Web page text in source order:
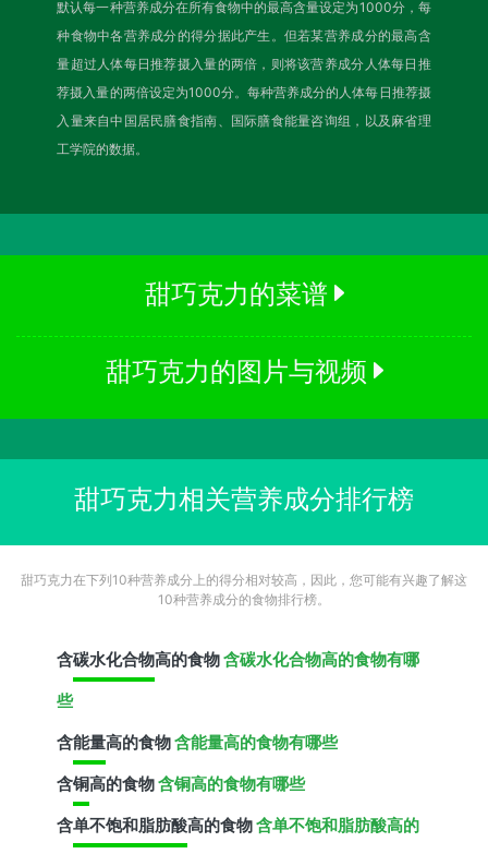
默认每一种营养成分在所有食物中的最高含量设定为1000分，每
种食物中各营养成分的得分据此产生。但若某营养成分的最高含
量超过人体每日推荐摄入量的两倍，则将该营养成分人体每日推
荐摄入量的两倍设定为1000分。每种营养成分的人体每日推荐摄
入量来自中国居民膳食指南、国际膳食能量咨询组，以及麻省理
工学院的数据。
甜巧克力的菜谱
甜巧克力的图片与视频
甜巧克力相关营养成分排行榜
甜巧克力在下列10种营养成分上的得分相对较高，因此，您可能有兴趣了解这
10种营养成分的食物排行榜。
含碳水化合物高的食物含碳水化合物高的食物有哪
些
含能量高的食物含能量高的食物有哪些
含铜高的食物含铜高的食物有哪些
含单不饱和脂肪酸高的食物含单不饱和脂肪酸高的